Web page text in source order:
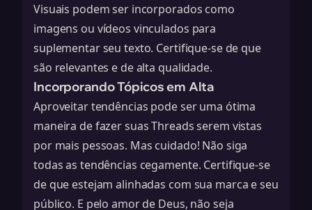
Visuais podem ser incorporados como
imagens ou vídeos vinculados para
suplementar seu texto. Certifique-se de que
são relevantes e de alta qualidade.
Incorporando Tópicos em Alta
Aproveitar tendências pode ser uma ótima
maneira de fazer suas Threads serem vistas
por mais pessoas. Mas cuidado! Não siga
todas as tendências cegamente. Certifique-se
de que estejam alinhadas com sua marca e seu
público. E pelo amor de Deus, não seja